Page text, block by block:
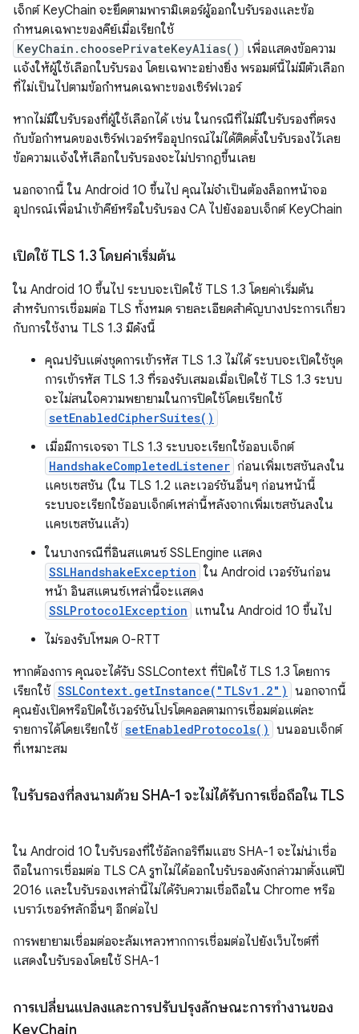
เจ็กต์ KeyChain จะยึดตามพารามิเตอร์ผู้ออกใบรับรองและข้อ
กำหนดเฉพาะของคีย์เมื่อเรียกใช้
KeyChain.choosePrivateKeyAlias()
เพื่อแสดงข้อความ
แจ้งให้ผู้ใช้เลือกใบรับรอง โดยเฉพาะอย่างยิ่ง พรอมต์นี้ไม่มีตัวเลือก
ที่ไม่เป็นไปตามข้อกำหนดเฉพาะของเซิร์ฟเวอร์
หากไม่มีใบรับรองที่ผู้ใช้เลือกได้ เช่น ในกรณีที่ไม่มีใบรับรองที่ตรง
กับข้อกําหนดของเซิร์ฟเวอร์หรืออุปกรณ์ไม่ได้ติดตั้งใบรับรองไว้เลย
ข้อความแจ้งให้เลือกใบรับรองจะไม่ปรากฏขึ้นเลย
นอกจากนี้ ใน Android 10 ขึ้นไป คุณไม่จำเป็นต้องล็อกหน้าจอ
อุปกรณ์เพื่อนำเข้าคีย์หรือใบรับรอง CA ไปยังออบเจ็กต์ KeyChain
เปิดใช้ TLS 1.3 โดยค่าเริ่มต้น
ใน Android 10 ขึ้นไป ระบบจะเปิดใช้ TLS 1.3 โดยค่าเริ่มต้น
สำหรับการเชื่อมต่อ TLS ทั้งหมด รายละเอียดสําคัญบางประการเกี่ยว
กับการใช้งาน TLS 1.3 มีดังนี้
คุณปรับแต่งชุดการเข้ารหัส TLS 1.3 ไม่ได้ ระบบจะเปิดใช้ชุด
การเข้ารหัส TLS 1.3 ที่รองรับเสมอเมื่อเปิดใช้ TLS 1.3 ระบบ
จะไม่สนใจความพยายามในการปิดใช้โดยเรียกใช้
setEnabledCipherSuites()
เมื่อมีการเจรจา TLS 1.3 ระบบจะเรียกใช้ออบเจ็กต์
HandshakeCompletedListener ก่อนเพิ่มเซสชันลงใน
แคชเซสชัน (ใน TLS 1.2 และเวอร์ชันอื่นๆ ก่อนหน้านี้
ระบบจะเรียกใช้ออบเจ็กต์เหล่านี้หลังจากเพิ่มเซสชันลงใน
แคชเซสชันแล้ว)
ในบางกรณีที่อินสแตนซ์ SSLEngine แสดง
SSLHandshakeException ใน Android เวอร์ชันก่อน
หน้า อินสแตนซ์เหล่านี้จะแสดง
SSLProtocolException แทนใน Android 10 ขึ้นไป
ไม่รองรับโหมด 0-RTT
หากต้องการ คุณจะได้รับ SSLContext ที่ปิดใช้ TLS 1.3 โดยการ
เรียกใช้ SSLContext.getInstance("TLSv1.2") นอกจากนี้
คุณยังเปิดหรือปิดใช้เวอร์ชันโปรโตคอลตามการเชื่อมต่อแต่ละ
รายการได้โดยเรียกใช้ setEnabledProtocols() บนออบเจ็กต์
ที่เหมาะสม
ใบรับรองที่ลงนามด้วย SHA-1 จะไม่ได้รับการเชื่อถือใน TLS
ใน Android 10 ใบรับรองที่ใช้อัลกอริทึมแฮช SHA-1 จะไม่น่าเชื่อ
ถือในการเชื่อมต่อ TLS CA รูทไม่ได้ออกใบรับรองดังกล่าวมาตั้งแต่ปี
2016 และใบรับรองเหล่านี้ไม่ได้รับความเชื่อถือใน Chrome หรือ
เบราว์เซอร์หลักอื่นๆ อีกต่อไป
การพยายามเชื่อมต่อจะล้มเหลวหากการเชื่อมต่อไปยังเว็บไซต์ที่
แสดงใบรับรองโดยใช้ SHA-1
การเปลี่ยนแปลงและการปรับปรุงลักษณะการทํางานของ
KeyChain